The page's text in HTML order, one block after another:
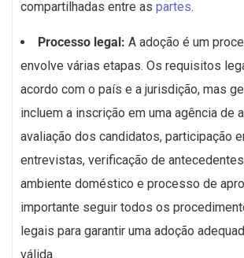
compartilhadas entre as partes.
Processo legal: A adoção é um
envolve várias etapas. Os requisitos
acordo com o país e a jurisdição, mas
incluem a inscrição em uma agência de
avaliação dos candidatos, participação
entrevistas, verificação de
ambiente doméstico e processo de
importante seguir todos os
legais para garantir uma adoção
válida.